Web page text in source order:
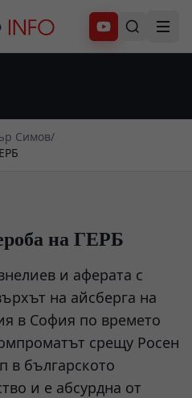
Абонирай се
Симов/
на ГЕРБ
и аферата с
на айсберга на
в София по времето
срещу Росен
в българското
и е абсурдна от